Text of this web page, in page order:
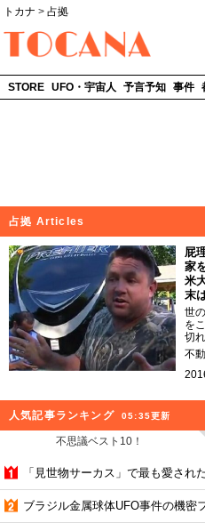
トカナ > 占拠
STORE UFO・宇宙人 予言予知 事件
占拠 Articles
屁
家
米
末
世
を
切
不
人気記事ランキング 05:35更新
不思議ベスト10！
「見世物サーカス」で最も愛され
ブラジル金属球体UFO事件の機密